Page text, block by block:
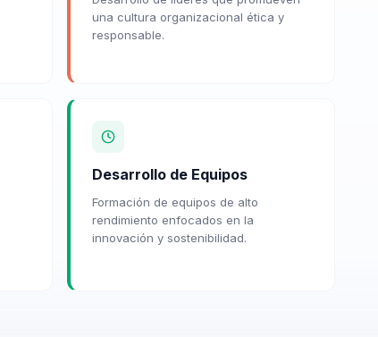
una cultura organizacional ética y
responsable.
Desarrollo de Equipos
Formación de equipos de alto
rendimiento enfocados en la
innovación y sostenibilidad.